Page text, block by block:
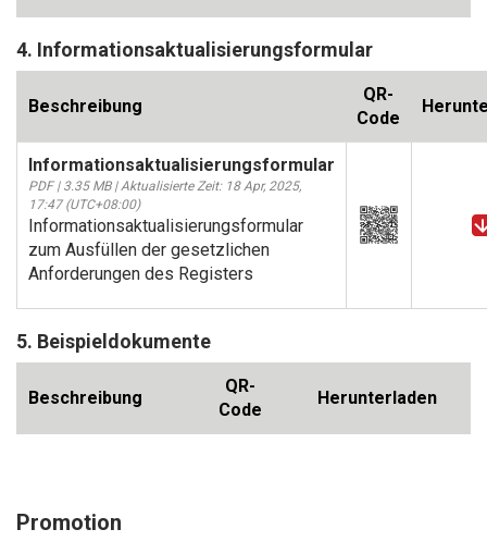
4. Informationsaktualisierungsformular
Beschreibung
QR-
Code
Informationsaktualisierungsformular
PDF | 3.35 MB | Aktualisierte Zeit: 18 Apr, 2025,
17:47 (UTC+08:00)
Informationsaktualisierungsformular
zum Ausfüllen der gesetzlichen
Anforderungen des Registers
5. Beispieldokumente
Beschreibung
QR-
Code
Herunterladen
Promotion